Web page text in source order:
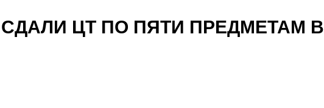
ЦТ ПО ПЯТИ ПРЕДМЕТАМ В